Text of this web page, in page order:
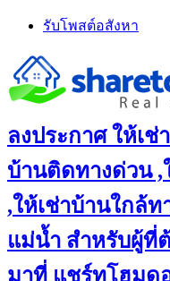
Skip
content
รับโพสต์อสังหา
ลงประกาศ ให้เ
บ้านติดทางด่วน ,
,ให้เช่าบ้านใกล้
แม่น้ำ สำหรับผู้ที่
มาที่ แชร์ทูโฮมด